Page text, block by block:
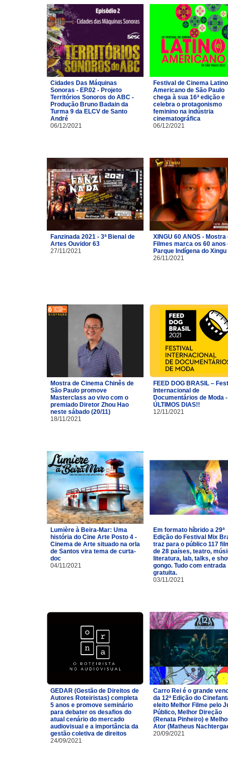
Cidades Das Máquinas
Sonoras - EP.02 - Projeto
Territórios Sonoros do ABC -
Produção Bruno Badain da
Turma 9 da ELCV de Santo
André
06/12/2021
Festival de Cinema
Americano de São Paulo
chega à sua 16ª edição e
celebra o protagonismo
feminino na indústria
cinematográfica
06/12/2021
Fanzinada 2021 - 3ª Bienal de
Artes Ouvidor 63
27/11/2021
XINGU 60 ANOS - Mostra
Filmes marca os 60 anos
Parque Indígena do Xingu
26/11/2021
Mostra de Cinema Chinês de
São Paulo promove
Masterclass ao vivo com o
premiado Diretor Zhou Hao
neste sábado (20/11)
18/11/2021
FEED DOG BRASIL –
Internacional de
Documentários de Moda -
ÚLTIMOS DIAS!!
12/11/2021
Lumière à Beira-Mar: Uma
história do Cine Arte Posto 4 -
Cinema de Arte situado na orla
de Santos vira tema de curta-
doc
04/11/2021
Em formato híbrido a 29ª
Edição do Festival Mix
traz para o público 117
de 28 países, teatro,
literatura, lab, talks, e
gongo. Tudo com entrada
gratuita.
03/11/2021
GEDAR (Gestão de Direitos de
Autores Roteiristas) completa
5 anos e promove seminário
para debater os desafios do
atual cenário do mercado
audiovisual e a importância da
gestão coletiva de direitos
24/09/2021
Carro Rei é o grande
da 12ª Edição do
eleito Melhor Filme pelo
Público, Melhor Direção
(Renata Pinheiro) e
Ator (Matheus
20/09/2021